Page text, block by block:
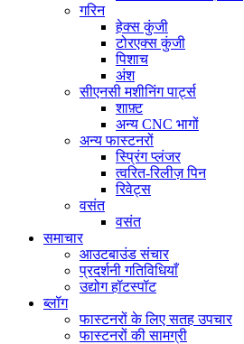
गरिन
हेक्स कुंजी
टोरएक्स कुंजी
पिशाच
अंश
सीएनसी मशीनिंग पार्ट्स
शाफ़्ट
अन्य CNC भागों
अन्य फास्टनरों
स्प्रिंग प्लंजर
त्वरित-रिलीज़ पिन
रिवेट्स
वसंत
वसंत
समाचार
आउटबाउंड संचार
प्रदर्शनी गतिविधियाँ
उद्योग हॉटस्पॉट
ब्लॉग
फास्टनरों के लिए सतह उपचार
फास्टनरों की सामग्री